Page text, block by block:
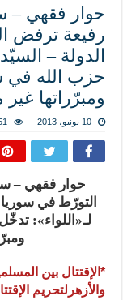
علاقات المذاهب
لن تحمينا مذاهبنا ولا
المذاهب ليست قدرًا لا
ليست المنفعة تأتي من
المتهاون بوطنه متهاون
حوار فقهي –
رفيعة ترفض
الدولة –
حزب الله في
ومبرّراتها
10 يونيو، 2013
حوار فقهي –
التورّط في سوريا
لـ «اللواء»:
*الإقتتال بين
والأزهرلتحريم